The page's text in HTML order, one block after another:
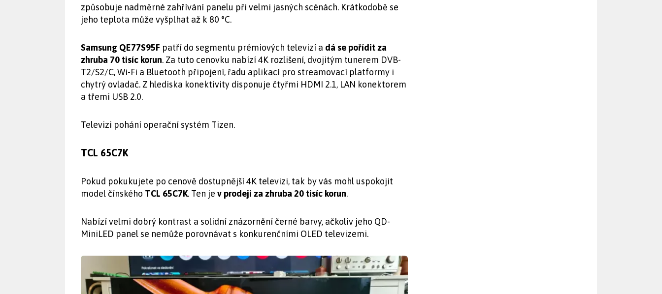
způsobuje nadměrné zahřívání panelu při velmi jasných scénách. Krátkodobě se
jeho teplota může vyšplhat až k 80 °C.
Samsung QE77S95F patří do segmentu prémiových televizí a dá se pořídit za
zhruba 70 tisíc korun. Za tuto cenovku nabízí 4K rozlišení, dvojitým tunerem DVB-
T2/S2/C, Wi-Fi a Bluetooth připojení, řadu aplikací pro streamovací platformy i
chytrý ovladač. Z hlediska konektivity disponuje čtyřmi HDMI 2.1, LAN konektorem
a třemi USB 2.0.
Televizi pohání operační systém Tizen.
TCL 65C7K
Pokud pokukujete po cenově dostupnější 4K televizi, tak by vás mohl uspokojit
model čínského TCL 65C7K. Ten je v prodeji za zhruba 20 tisíc korun.
Nabízí velmi dobrý kontrast a solidní znázornění černé barvy, ačkoliv jeho QD-
MiniLED panel se nemůže porovnávat s konkurenčními OLED televizemi.